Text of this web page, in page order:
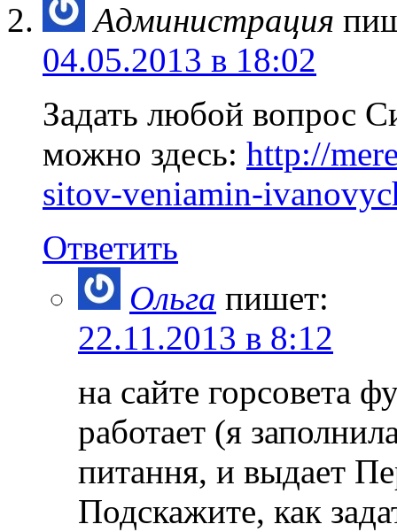
Администрация
04.05.2013 в 18:02
Задать любой вопрос
можно здесь: http://
sitov-veniamin-
Ответить
Ольга пишет:
22.11.2013 в 8:12
на сайте горсовета
работает (я
питання, и выдает
Подскажите, как